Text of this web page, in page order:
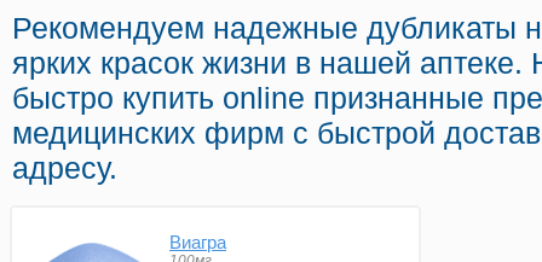
Рекомендуем надежные дубликаты
ярких красок жизни в нашей
быстро купить online признанные
медицинских фирм с быстрой
адресу.
Виагра